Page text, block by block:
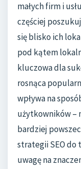
małych firm i
częściej
się blisko ich
pod kątem
kluczowa dla
rosnąca
wpływa na
użytkowników –
bardziej
strategii SEO do
uwagę na